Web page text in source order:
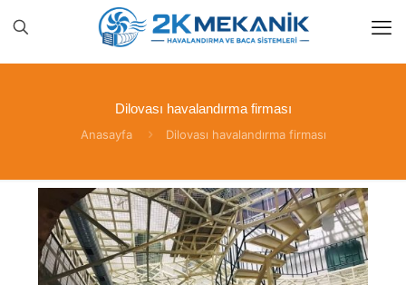
Dilovası havalandırma firması
Anasayfa Dilovası havalandırma firması